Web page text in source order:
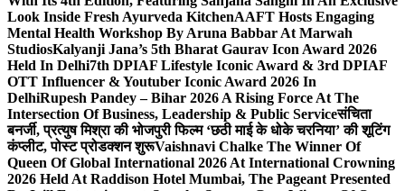
Look Inside Fresh Ayurveda KitchenAAFT Hosts Engaging
Mental Health Workshop By Aruna Babbar At Marwah
StudiosKalyanji Jana’s 5th Bharat Gaurav Icon Award 2026
Held In Delhi7th DPIAF Lifestyle Iconic Award & 3rd DPIAF
OTT Influencer & Youtuber Iconic Award 2026 In
DelhiRupesh Pandey – Bihar 2026 A Rising Force At The
Intersection Of Business, Leadership & Public Serviceसंचिता
बनर्जी, प्रत्युष मिश्रा की भोजपुरी फिल्म ‘छठी माई के धोके चरनिया’ की शूटिंग
कंप्लीट, पोस्ट प्रोडक्शन शुरूVaishnavi Chalke The Winner Of
Queen Of Global International 2026 At International Crowning
2026 Held At Raddison Hotel Mumbai, The Pageant Presented